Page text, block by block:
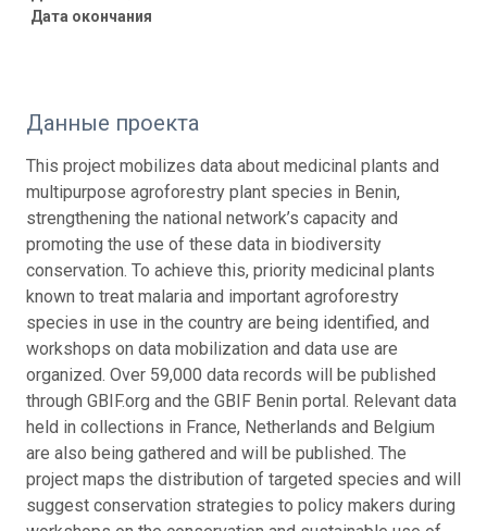
Дата окончания
Данные проекта
This project mobilizes data about medicinal plants and
multipurpose agroforestry plant species in Benin,
strengthening the national network’s capacity and
promoting the use of these data in biodiversity
conservation. To achieve this, priority medicinal plants
known to treat malaria and important agroforestry
species in use in the country are being identified, and
workshops on data mobilization and data use are
organized. Over 59,000 data records will be published
through GBIF.org and the GBIF Benin portal. Relevant data
held in collections in France, Netherlands and Belgium
are also being gathered and will be published. The
project maps the distribution of targeted species and will
suggest conservation strategies to policy makers during